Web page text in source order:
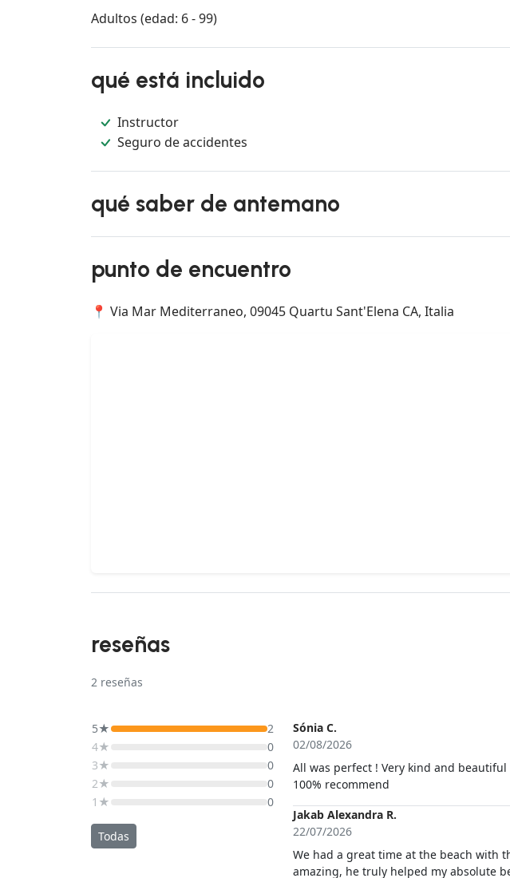
Adultos (edad: 6 - 99)
qué está incluido
Instructor
Seguro de accidentes
qué saber de antemano
punto de encuentro
📍 Via Mar Mediterraneo, 09045 Quartu Sant'Elena CA, Italia
reseñas
2 reseñas
5★
2
4★
0
3★
0
2★
0
1★
0
Todas
Sónia C.
02/08/2026
All was perfect ! Very kind and
100% recommend
Jakab Alexandra R.
22/07/2026
We had a great time at the beach with
amazing, he truly helped my absolute